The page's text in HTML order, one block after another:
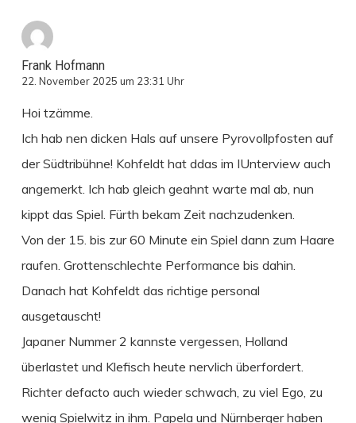
Frank Hofmann
22. November 2025 um 23:31 Uhr
Hoi tzämme.
Ich hab nen dicken Hals auf unsere Pyrovollpfosten auf
der Südtribühne! Kohfeldt hat ddas im IUnterview auch
angemerkt. Ich hab gleich geahnt warte mal ab, nun
kippt das Spiel. Fürth bekam Zeit nachzudenken.
Von der 15. bis zur 60 Minute ein Spiel dann zum Haare
raufen. Grottenschlechte Performance bis dahin.
Danach hat Kohfeldt das richtige personal
ausgetauscht!
Japaner Nummer 2 kannste vergessen, Holland
überlastet und Klefisch heute nervlich überfordert.
Richter defacto auch wieder schwach, zu viel Ego, zu
wenig Spielwitz in ihm. Papela und Nürnberger haben